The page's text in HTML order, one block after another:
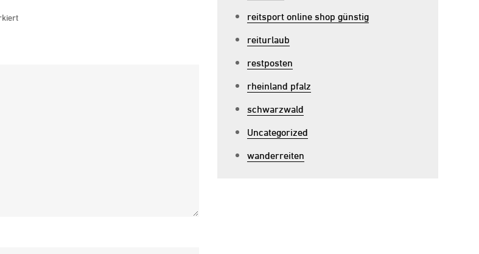
reitsport online shop günstig
reiturlaub
restposten
rheinland pfalz
schwarzwald
Uncategorized
wanderreiten